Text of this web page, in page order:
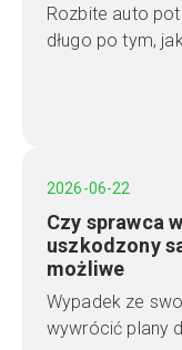
Rozbite auto
długo po tym,
2026-06-22
Czy sprawca
uszkodzony
możliwe
Wypadek ze
wywrócić plany